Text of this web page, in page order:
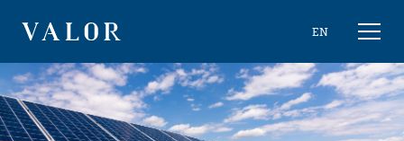
sisältöön
Choose
EN